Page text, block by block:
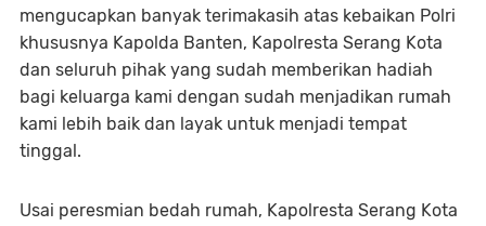
mengucapkan banyak terimakasih atas kebaikan Polri
khususnya Kapolda Banten, Kapolresta Serang Kota
dan seluruh pihak yang sudah memberikan hadiah
bagi keluarga kami dengan sudah menjadikan rumah
kami lebih baik dan layak untuk menjadi tempat
tinggal.
Usai peresmian bedah rumah, Kapolresta Serang Kota